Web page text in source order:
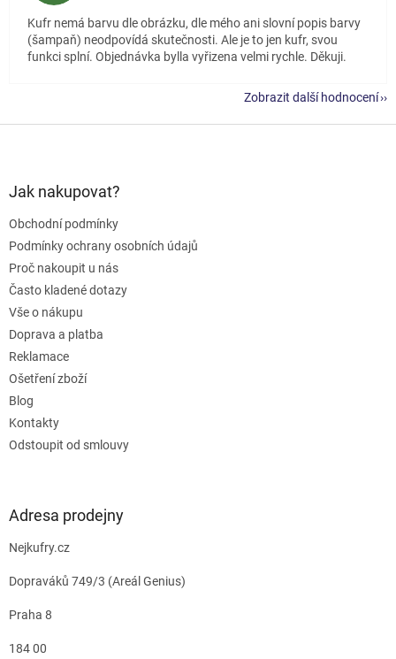
Kufr nemá barvu dle obrázku, dle mého ani slovní popis barvy
(šampaň) neodpovídá skutečnosti. Ale je to jen kufr, svou
funkci splní. Objednávka bylla vyřizena velmi rychle. Děkuji.
Zobrazit další hodnocení
Jak nakupovat?
Obchodní podmínky
Podmínky ochrany osobních údajů
Proč nakoupit u nás
Často kladené dotazy
Vše o nákupu
Doprava a platba
Reklamace
Ošetření zboží
Blog
Kontakty
Odstoupit od smlouvy
Adresa prodejny
Nejkufry.cz
Dopraváků 749/3 (Areál Genius)
Praha 8
184 00